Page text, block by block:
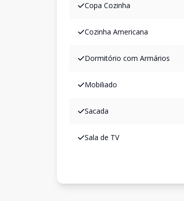
Copa Cozinha
Cozinha Americana
Dormitório com Armários
Mobiliado
Sacada
Sala de TV